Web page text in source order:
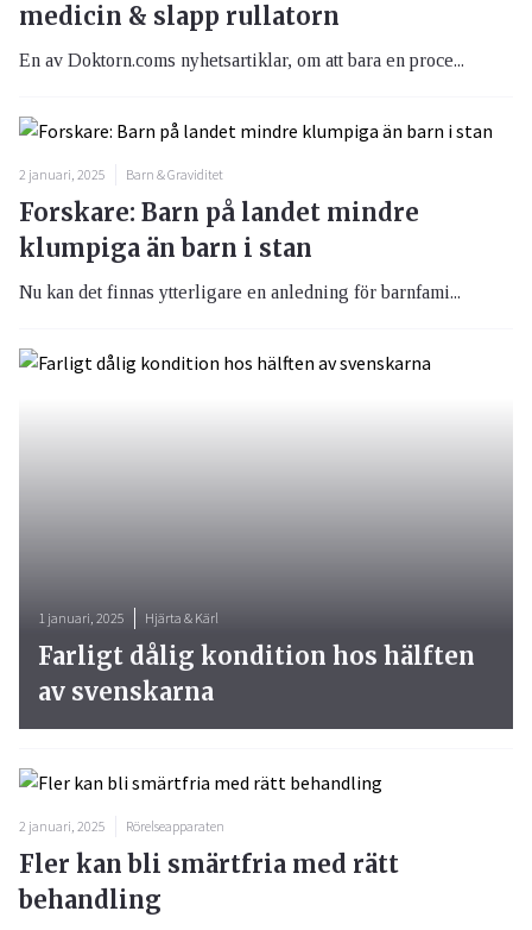
medicin & slapp rullatorn
En av Doktorn.coms nyhetsartiklar, om att bara en proce...
2 januari, 2025 Barn & Graviditet
Forskare: Barn på landet mindre
klumpiga än barn i stan
Nu kan det finnas ytterligare en anledning för barnfami...
2 januari, 2025 Rörelseapparaten
Fler kan bli smärtfria med rätt
behandling
1 januari, 2025 Hjärta & Kärl
Farligt dålig kondition hos hälften
av svenskarna